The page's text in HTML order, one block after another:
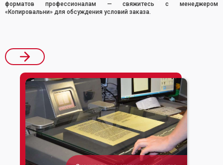
форматов профессионалам — свяжитесь с менеджером
«Копировальни» для обсуждения условий заказа.